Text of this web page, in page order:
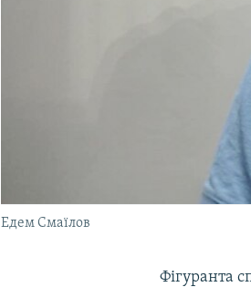
Едем Смаїлов
Фігуранта